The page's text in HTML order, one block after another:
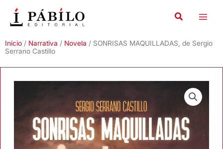
contenido
Inicio / Narrativa / Novela / SONRISAS MAQUILLADAS, de Sergio
Serrano Castillo